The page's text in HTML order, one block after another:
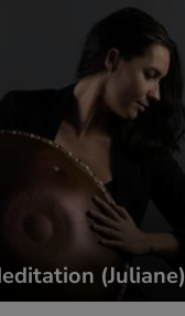
(Juliane)